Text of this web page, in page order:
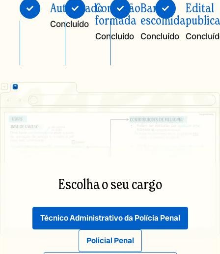
Autorizado
Concluído
Comissão
formada
Concluído
Banca
escolhida
Concluído
Edital
Escolha o seu cargo
Técnico Administrativoda Polícia Penal
Policial Penal